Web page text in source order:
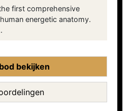
first comprehensive
energetic anatomy.
bekijken